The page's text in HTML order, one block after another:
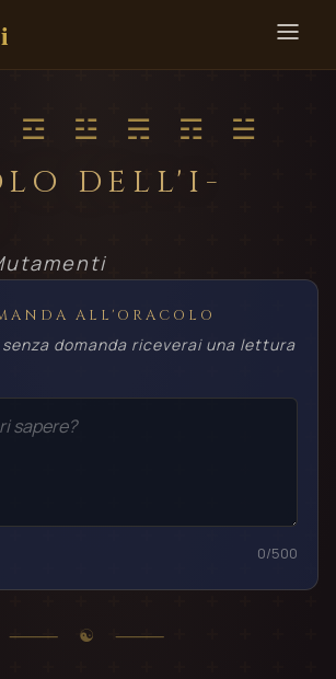
☲ ☳ ☴ ☶ ☱
DELL'I-
ALL'ORACOLO
domanda riceverai una lettura
0/500
⸻ ☯ ⸻